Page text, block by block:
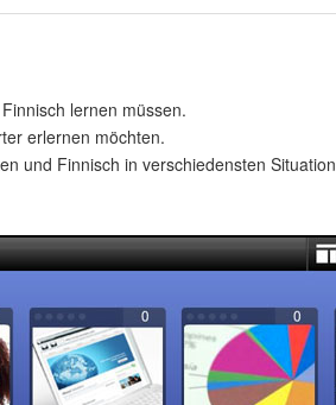
Finnisch lernen müssen.
erlernen möchten.
und Finnisch in verschiedensten Situation